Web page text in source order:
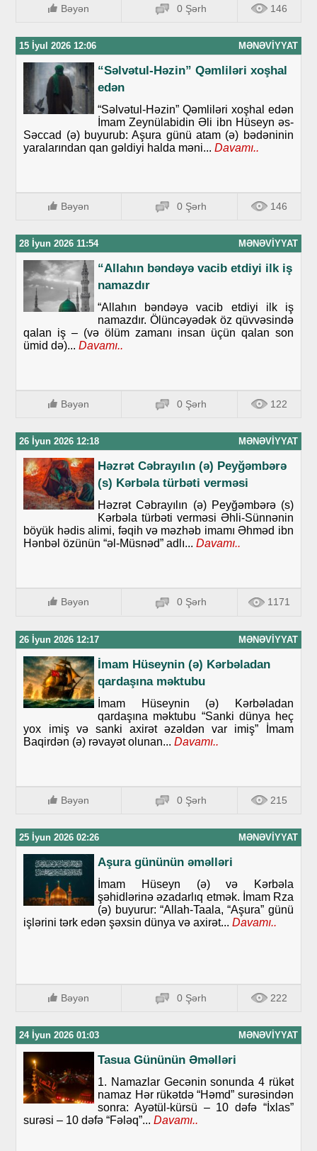
Bəyən 0 Şərh 146
15 İyul 2026 12:06 MƏNƏVIYYAT
“Səlvətul-Həzin” Qəmliləri xoşhal
edən
“Səlvətul-Həzin” Qəmliləri xoşhal edən
İmam Zeynülabidin Əli ibn Hüseyn əs-
Səccad (ə) buyurub: Aşura günü atam (ə) bədəninin
yaralarından qan gəldiyi halda məni... Davamı..
Bəyən 0 Şərh 146
28 İyun 2026 11:54 MƏNƏVIYYAT
“Allahın bəndəyə vacib etdiyi ilk iş
namazdır
“Allahın bəndəyə vacib etdiyi ilk iş
namazdır. Ölüncəyədək öz qüvvəsində
qalan iş – (və ölüm zamanı insan üçün qalan son
ümid də)... Davamı..
Bəyən 0 Şərh 122
26 İyun 2026 12:18 MƏNƏVIYYAT
Həzrət Cəbrayılın (ə) Peyğəmbərə
(s) Kərbəla türbəti verməsi
Həzrət Cəbrayılın (ə) Peyğəmbərə (s)
Kərbəla türbəti verməsi Əhli-Sünnənin
böyük hədis alimi, fəqih və məzhəb imamı Əhməd ibn
Hənbəl özünün “əl-Müsnəd” adlı... Davamı..
Bəyən 0 Şərh 1171
26 İyun 2026 12:17 MƏNƏVIYYAT
İmam Hüseynin (ə) Kərbəladan
qardaşına məktubu
İmam Hüseynin (ə) Kərbəladan
qardaşına məktubu “Sanki dünya heç
yox imiş və sanki axirət əzəldən var imiş” İmam
Baqirdən (ə) rəvayət olunan... Davamı..
Bəyən 0 Şərh 215
25 İyun 2026 02:26 MƏNƏVIYYAT
Aşura gününün əməlləri
İmam Hüseyn (ə) və Kərbəla
şəhidlərinə əzadarlıq etmək. İmam Rza
(ə) buyurur: “Allah-Taala, “Aşura” günü
işlərini tərk edən şəxsin dünya və axirət... Davamı..
Bəyən 0 Şərh 222
24 İyun 2026 01:03 MƏNƏVIYYAT
Tasua Gününün Əməlləri
1. Namazlar Gecənin sonunda 4 rükət
namaz Hər rükətdə “Həmd” surəsindən
sonra: Ayətül-kürsü – 10 dəfə “İxlas”
surəsi – 10 dəfə “Fələq”... Davamı..